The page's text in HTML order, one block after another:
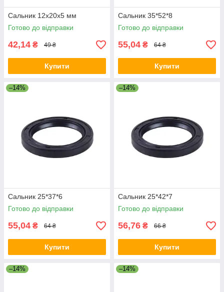
Сальник 12x20x5 мм
Готово до відправки
42,14 ₴ 49 ₴
Купити
Сальник 35*52*8
Готово до відправки
55,04 ₴ 64 ₴
Купити
–14%
Сальник 25*37*6
Готово до відправки
55,04 ₴ 64 ₴
Купити
–14%
Сальник 25*42*7
Готово до відправки
56,76 ₴ 66 ₴
Купити
–14% –14%